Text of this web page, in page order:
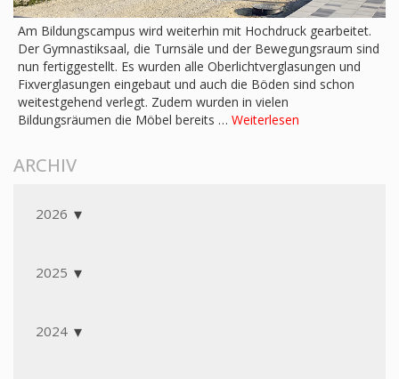
Am Bildungscampus wird weiterhin mit Hochdruck gearbeitet.
Der Gymnastiksaal, die Turnsäle und der Bewegungsraum sind
nun fertiggestellt. Es wurden alle Oberlichtverglasungen und
Fixverglasungen eingebaut und auch die Böden sind schon
weitestgehend verlegt. Zudem wurden in vielen
Bildungsräumen die Möbel bereits … Weiterlesen
ARCHIV
2026
2025
2024